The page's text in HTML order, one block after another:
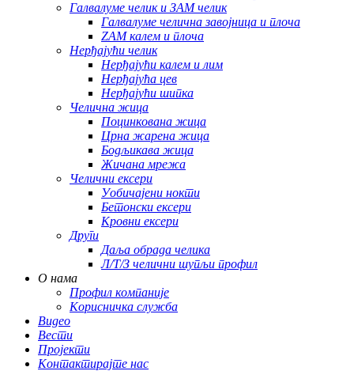
Галвалуме челик и ЗАМ челик
Галвалуме челична завојница и плоча
ZAM калем и плоча
Нерђајући челик
Нерђајући калем и лим
Нерђајућа цев
Нерђајући шипка
Челична жица
Поцинкована жица
Црна жарена жица
Бодљикава жица
Жичана мрежа
Челични ексери
Уобичајени нокти
Бетонски ексери
Кровни ексери
Други
Даља обрада челика
Л/Т/З челични шупљи профил
О нама
Профил компаније
Корисничка служба
Видео
Вести
Пројекти
Контактирајте нас